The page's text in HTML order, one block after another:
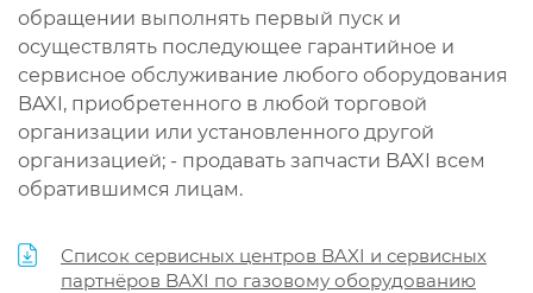
обращении выполнять первый пуск и
осуществлять последующее гарантийное и
сервисное обслуживание любого оборудования
BAXI, приобретенного в любой торговой
организации или установленного другой
организацией; - продавать запчасти BAXI всем
обратившимся лицам.
Список сервисных центров BAXI и сервисных
партнёров BAXI по газовому оборудованию